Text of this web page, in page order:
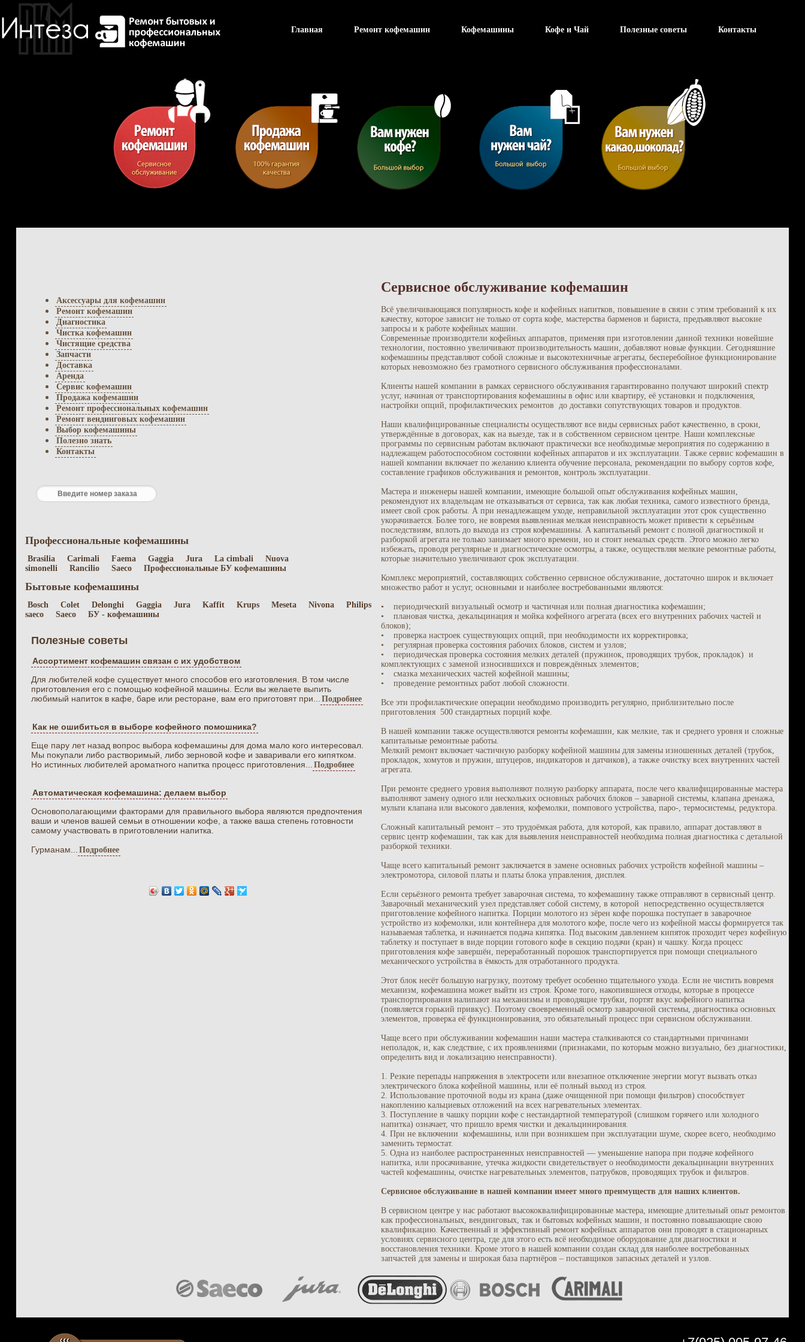
Главная Ремонт кофемашин Кофемашины Кофе и Чай Полезные советы Контакты
Аксессуары для кофемашин
Ремонт кофемашин
Диагностика
Чистка кофемашин
Чистящие средства
Запчасти
Доставка
Аренда
Сервис кофемашин
Продажа кофемашин
Ремонт профессиональных кофемашин
Ремонт вендинговых кофемашин
Выбор кофемашины
Полезно знать
Контакты
Профессиональные кофемашины
Brasilia Carimali Faema Gaggia Jura La cimbali
Nuova
simonelli
Rancilio Saeco Профессиональные БУ кофемашины
Бытовые кофемашины
Bosch Colet Delonghi Gaggia Jura Kaffit Krups Meseta Nivona
Philips
saeco
Saeco БУ - кофемашины
Полезные советы
Ассортимент кофемашин связан с их удобством
Для любителей кофе существует много способов его изготовления. В том числе
приготовления его с помощью кофейной машины. Если вы желаете выпить
любимый напиток в кафе, баре или ресторане, вам его приготовят при...
Подробнее
Как не ошибиться в выборе кофейного помошника?
Еще пару лет назад вопрос выбора кофемашины для дома мало кого интересовал.
Мы покупали либо растворимый, либо зерновой кофе и заваривали его кипятком.
Но истинных любителей ароматного напитка процесс приготовления...
Подробнее
Автоматическая кофемашина: делаем выбор
Основополагающими факторами для правильного выбора являются предпочтения
ваши и членов вашей семьи в отношении кофе, а также ваша степень готовности
самому участвовать в приготовлении напитка.
Гурманам...
Подробнее
Сервисное обслуживание кофемашин
Всё увеличивающаяся популярность кофе и кофейных напитков, повышение в связи с этим требований к их
качеству, которое зависит не только от сорта кофе, мастерства барменов и бариста, предъявляют высокие
запросы и к работе кофейных машин.
Современные производители кофейных аппаратов, применяя при изготовлении данной техники новейшие
технологии, постоянно увеличивают производительность машин, добавляют новые функции. Сегодняшние
кофемашины представляют собой сложные и высокотехничные агрегаты, бесперебойное функционирование
которых невозможно без грамотного сервисного обслуживания профессионалами.
Клиенты нашей компании в рамках сервисного обслуживания гарантированно получают широкий спектр
услуг, начиная от транспортирования кофемашины в офис или квартиру, её установки и подключения,
настройки опций, профилактических ремонтов до доставки сопутствующих товаров и продуктов.
Наши квалифицированные специалисты осуществляют все виды сервисных работ качественно, в сроки,
утверждённые в договорах, как на выезде, так и в собственном сервисном центре. Наши комплексные
программы по сервисным работам включают практически все необходимые мероприятия по содержанию в
надлежащем работоспособном состоянии кофейных аппаратов и их эксплуатации. Также сервис кофемашин в
нашей компании включает по желанию клиента обучение персонала, рекомендации по выбору сортов кофе,
составление графиков обслуживания и ремонтов, контроль эксплуатации.
Мастера и инженеры нашей компании, имеющие большой опыт обслуживания кофейных машин,
рекомендуют их владельцам не отказываться от сервиса, так как любая техника, самого известного бренда,
имеет свой срок работы. А при ненадлежащем уходе, неправильной эксплуатации этот срок существенно
укорачивается. Более того, не вовремя выявленная мелкая неисправность может привести к серьёзным
последствиям, вплоть до выхода из строя кофемашины. А капитальный ремонт с полной диагностикой и
разборкой агрегата не только занимает много времени, но и стоит немалых средств. Этого можно легко
избежать, проводя регулярные и диагностические осмотры, а также, осуществляя мелкие ремонтные работы,
которые значительно увеличивают срок эксплуатации.
Комплекс мероприятий, составляющих собственно сервисное обслуживание, достаточно широк и включает
множество работ и услуг, основными и наиболее востребованными являются:
• периодический визуальный осмотр и частичная или полная диагностика кофемашин;
• плановая чистка, декальцинация и мойка кофейного агрегата (всех его внутренних рабочих частей и
блоков);
• проверка настроек существующих опций, при необходимости их корректировка;
• регулярная проверка состояния рабочих блоков, систем и узлов;
• периодическая проверка состояния мелких деталей (пружинок, проводящих трубок, прокладок) и
комплектующих с заменой износившихся и повреждённых элементов;
• смазка механических частей кофейной машины;
• проведение ремонтных работ любой сложности.
Все эти профилактические операции необходимо производить регулярно, приблизительно после
приготовления 500 стандартных порций кофе.
В нашей компании также осуществляются ремонты кофемашин, как мелкие, так и среднего уровня и сложные
капитальные ремонтные работы.
Мелкий ремонт включает частичную разборку кофейной машины для замены изношенных деталей (трубок,
прокладок, хомутов и пружин, штуцеров, индикаторов и датчиков), а также очистку всех внутренних частей
агрегата.
При ремонте среднего уровня выполняют полную разборку аппарата, после чего квалифицированные мастера
выполняют замену одного или нескольких основных рабочих блоков – заварной системы, клапана дренажа,
мульти клапана или высокого давления, кофемолки, помпового устройства, паро-, термосистемы, редуктора.
Сложный капитальный ремонт – это трудоёмкая работа, для которой, как правило, аппарат доставляют в
сервис центр кофемашин, так как для выявления неисправностей необходима полная диагностика с детальной
разборкой техники.
Чаще всего капитальный ремонт заключается в замене основных рабочих устройств кофейной машины –
электромотора, силовой платы и платы блока управления, дисплея.
Если серьёзного ремонта требует заварочная система, то кофемашину также отправляют в сервисный центр.
Заварочный механический узел представляет собой систему, в которой непосредственно осуществляется
приготовление кофейного напитка. Порции молотого из зёрен кофе порошка поступает в заварочное
устройство из кофемолки, или контейнера для молотого кофе, после чего из кофейной массы формируется так
называемая таблетка, и начинается подача кипятка. Под высоким давлением кипяток проходит через кофейную
таблетку и поступает в виде порции готового кофе в секцию подачи (кран) и чашку. Когда процесс
приготовления кофе завершён, переработанный порошок транспортируется при помощи специального
механического устройства в ёмкость для отработанного продукта.
Этот блок несёт большую нагрузку, поэтому требует особенно тщательного ухода. Если не чистить вовремя
механизм, кофемашина может выйти из строя. Кроме того, накопившиеся отходы, которые в процессе
транспортирования налипают на механизмы и проводящие трубки, портят вкус кофейного напитка
(появляется горький привкус). Поэтому своевременный осмотр заварочной системы, диагностика основных
элементов, проверка её функционирования, это обязательный процесс при сервисном обслуживании.
Чаще всего при обслуживании кофемашин наши мастера сталкиваются со стандартными причинами
неполадок, и, как следствие, с их проявлениями (признаками, по которым можно визуально, без диагностики,
определить вид и локализацию неисправности).
1. Резкие перепады напряжения в электросети или внезапное отключение энергии могут вызвать отказ
электрического блока кофейной машины, или её полный выход из строя.
2. Использование проточной воды из крана (даже очищенной при помощи фильтров) способствует
накоплению кальциевых отложений на всех нагревательных элементах.
3. Поступление в чашку порции кофе с нестандартной температурой (слишком горячего или холодного
напитка) означает, что пришло время чистки и декальцинирования.
4. При не включении кофемашины, или при возникшем при эксплуатации шуме, скорее всего, необходимо
заменить термостат.
5. Одна из наиболее распространенных неисправностей — уменьшение напора при подаче кофейного
напитка, или просачивание, утечка жидкости свидетельствует о необходимости декальцинации внутренних
частей кофемашины, очистке нагревательных элементов, патрубков, проводящих трубок и фильтров.
Сервисное обслуживание в нашей компании имеет много преимуществ для наших клиентов.
В сервисном центре у нас работают высококвалифицированные мастера, имеющие длительный опыт ремонтов
как профессиональных, вендинговых, так и бытовых кофейных машин, и постоянно повышающие свою
квалификацию. Качественный и эффективный ремонт кофейных аппаратов они проводят в стационарных
условиях сервисного центра, где для этого есть всё необходимое оборудование для диагностики и
восстановления техники. Кроме этого в нашей компании создан склад для наиболее востребованных
запчастей для замены и широкая база партнёров – поставщиков запасных деталей и узлов.
Отправить заявку
Ваше имя
Ваши контакты